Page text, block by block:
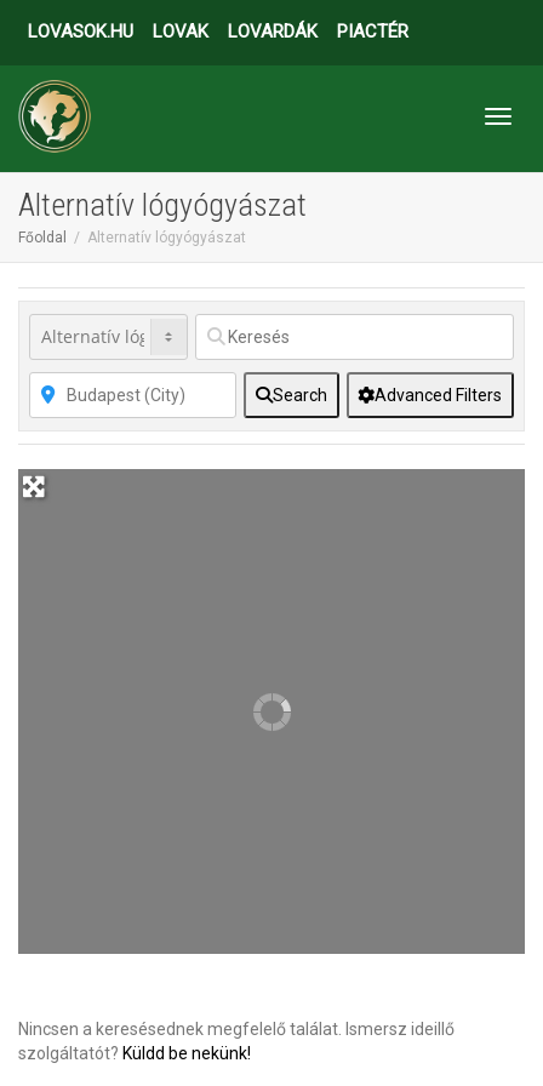
LOVASOK.HU LOVAK LOVARDÁK PIACTÉR
Alternatív lógyógyászat
Főoldal Alternatív lógyógyászat
Search Advanced Filters
Nincsen a keresésednek megfelelő találat. Ismersz ideillő
szolgáltatót? Küldd be nekünk!